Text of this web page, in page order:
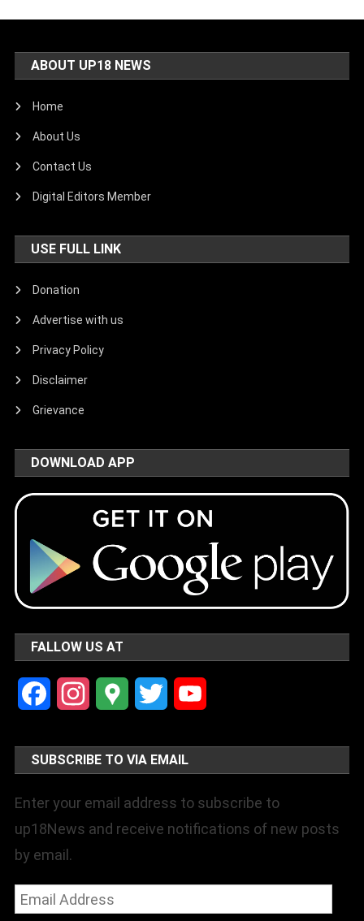
ABOUT UP18 NEWS
Home
About Us
Contact Us
Digital Editors Member
USE FULL LINK
Donation
Advertise with us
Privacy Policy
Disclaimer
Grievance
DOWNLOAD APP
FALLOW US AT
FacebookInstagramGoogle Twitter
SUBSCRIBE TO VIA EMAIL
Enter your email address to subscribe to
up18News and receive notifications of new posts
by email.
Email